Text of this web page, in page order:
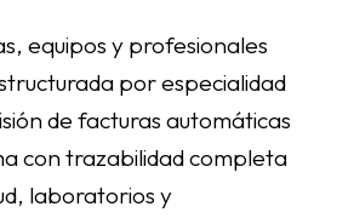
equipos y profesionales
por especialidad
de facturas automáticas
con trazabilidad completa
laboratorios y